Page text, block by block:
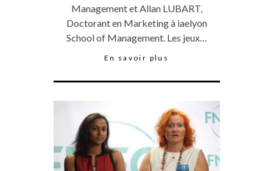
Management et Allan LUBART,
Doctorant en Marketing à iaelyon
School of Management. Les jeux…
En savoir plus